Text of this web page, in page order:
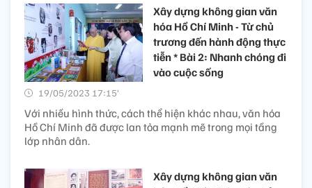
Xây dựng không gian văn
hóa Hồ Chí Minh - Từ chủ
trương đến hành động thực
tiễn * Bài 2: Nhanh chóng đi
vào cuộc sống
19/05/2023 17:15’
Với nhiều hình thức, cách thể hiện khác nhau, văn hóa
Hồ Chí Minh đã được lan tỏa mạnh mẽ trong mọi tầng
lớp nhân dân.
Xây dựng không gian văn